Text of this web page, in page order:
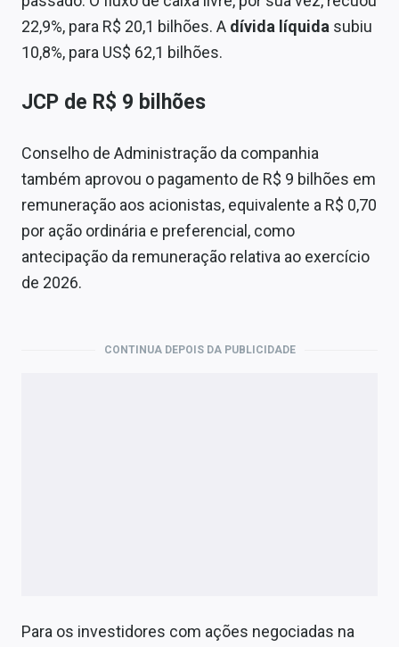
22,9%, para R$ 20,1 bilhões. A dívida líquida subiu
10,8%, para US$ 62,1 bilhões.
JCP de R$ 9 bilhões
Conselho de Administração da companhia
também aprovou o pagamento de R$ 9 bilhões em
remuneração aos acionistas, equivalente a R$ 0,70
por ação ordinária e preferencial, como
antecipação da remuneração relativa ao exercício
de 2026.
CONTINUA DEPOIS DA PUBLICIDADE
Para os investidores com ações negociadas na